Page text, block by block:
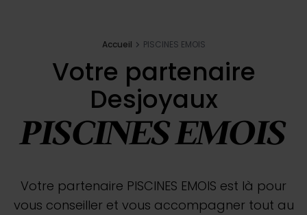
Demander un devis
Trouver mon partenaire
Accueil PISCINES EMOIS
Votre partenaire
Desjoyaux
PISCINES EMOIS
Votre partenaire PISCINES EMOIS est là pour
vous conseiller et vous accompagner tout au